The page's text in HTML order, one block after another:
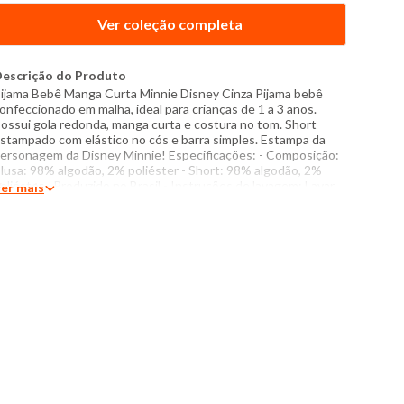
Ver coleção completa
do Produto
Bebê Manga Curta Minnie Disney Cinza Pijama bebê
em malha, ideal para crianças de 1 a 3 anos.
gola redonda, manga curta e costura no tom. Short
com elástico no cós e barra simples. Estampa da
da Disney Minnie! Especificações: - Composição:
98% algodão, 2% poliéster - Short: 98% algodão, 2%
- Produzido no Brasil - Instruções de lavagem: Lavar
mais